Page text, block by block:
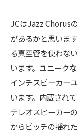
JCはJazz Chorus
があるかと思いま
る真空管を使わな
います。ユニーク
インチスピーカー
います。内蔵され
テレオスピーカー
からピッチの揺れ